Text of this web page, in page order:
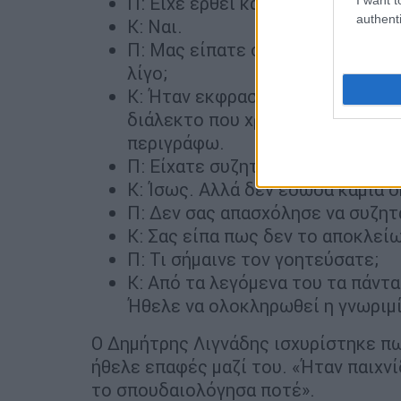
Κ: Ναι.
Π: Μας είπατε ότι καταλάβετε
λίγο;
Κ: Ήταν εκφραστικός στις
διάλεκτο που χρησιμοποιούν
περιγράφω.
Π: Είχατε συζητήσεις για
Κ: Ίσως. Αλλά δεν έδωσα καμία
Π: Δεν σας απασχόλησε να
Κ: Σας είπα πως δεν το
Π: Τι σήμαινε τον γοητεύσατε;
Κ: Από τα λεγόμενα του τα
Ήθελε να ολοκληρωθεί η
Ο Δημήτρης Λιγνάδης ισχυρίστηκε
ήθελε επαφές μαζί του. «Ήταν
το σπουδαιολόγησα ποτέ».